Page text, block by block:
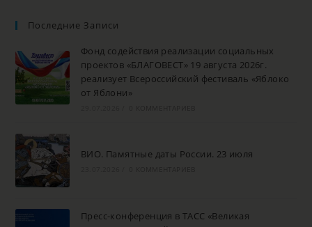
Последние Записи
Фонд содействия реализации социальных
проектов «БЛАГОВЕСТ» 19 августа 2026г.
реализует Всероссийский фестиваль «Яблоко
от Яблони»
ВИО. Памятные даты России. 23 июля
Пресс-конференция в ТАСС «Великая